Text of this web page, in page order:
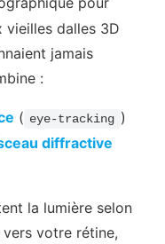
vieilles dalles 3D
jamais
:
( eye-tracking )
diffractive
la lumière selon
votre rétine,